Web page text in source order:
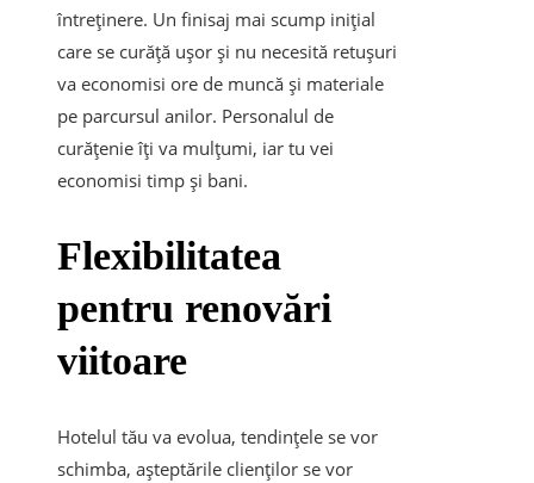
întreținere. Un finisaj mai scump inițial
care se curăță ușor și nu necesită retușuri
va economisi ore de muncă și materiale
pe parcursul anilor. Personalul de
curățenie îți va mulțumi, iar tu vei
economisi timp și bani.
Flexibilitatea
pentru renovări
viitoare
Hotelul tău va evolua, tendințele se vor
schimba, așteptările clienților se vor